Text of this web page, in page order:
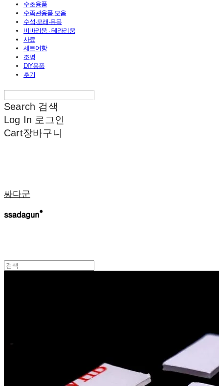
수초용품
수족관용품 모음
수석·모래·유목
비바리움 · 테라리움
사료
세트어항
조명
DIY용품
후기
Search 검색
Log In 로그인
Cart장바구니
싸다군